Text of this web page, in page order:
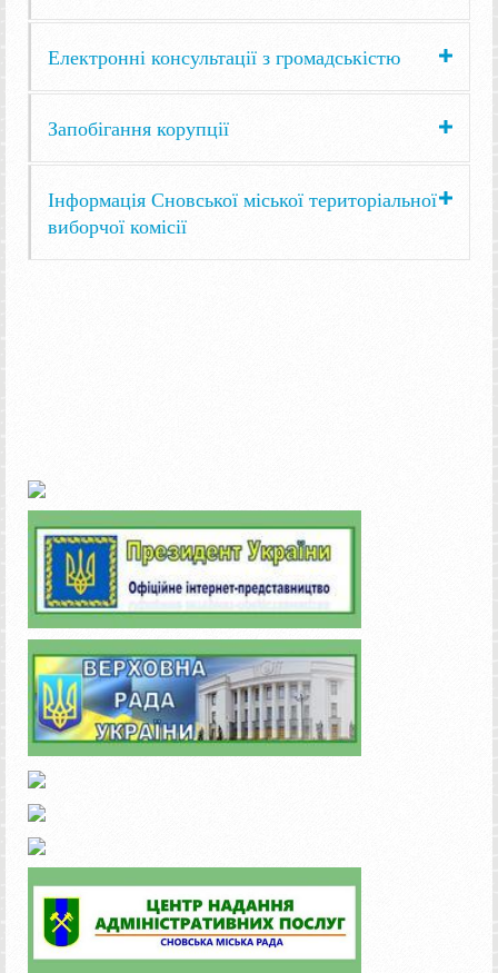
Електронні консультації з громадськістю
Запобігання корупції
Інформація Сновської міської територіальної
виборчої комісії